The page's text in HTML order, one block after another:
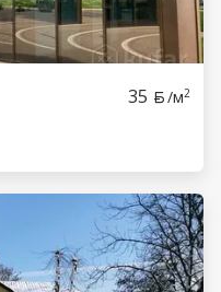
35 /м2